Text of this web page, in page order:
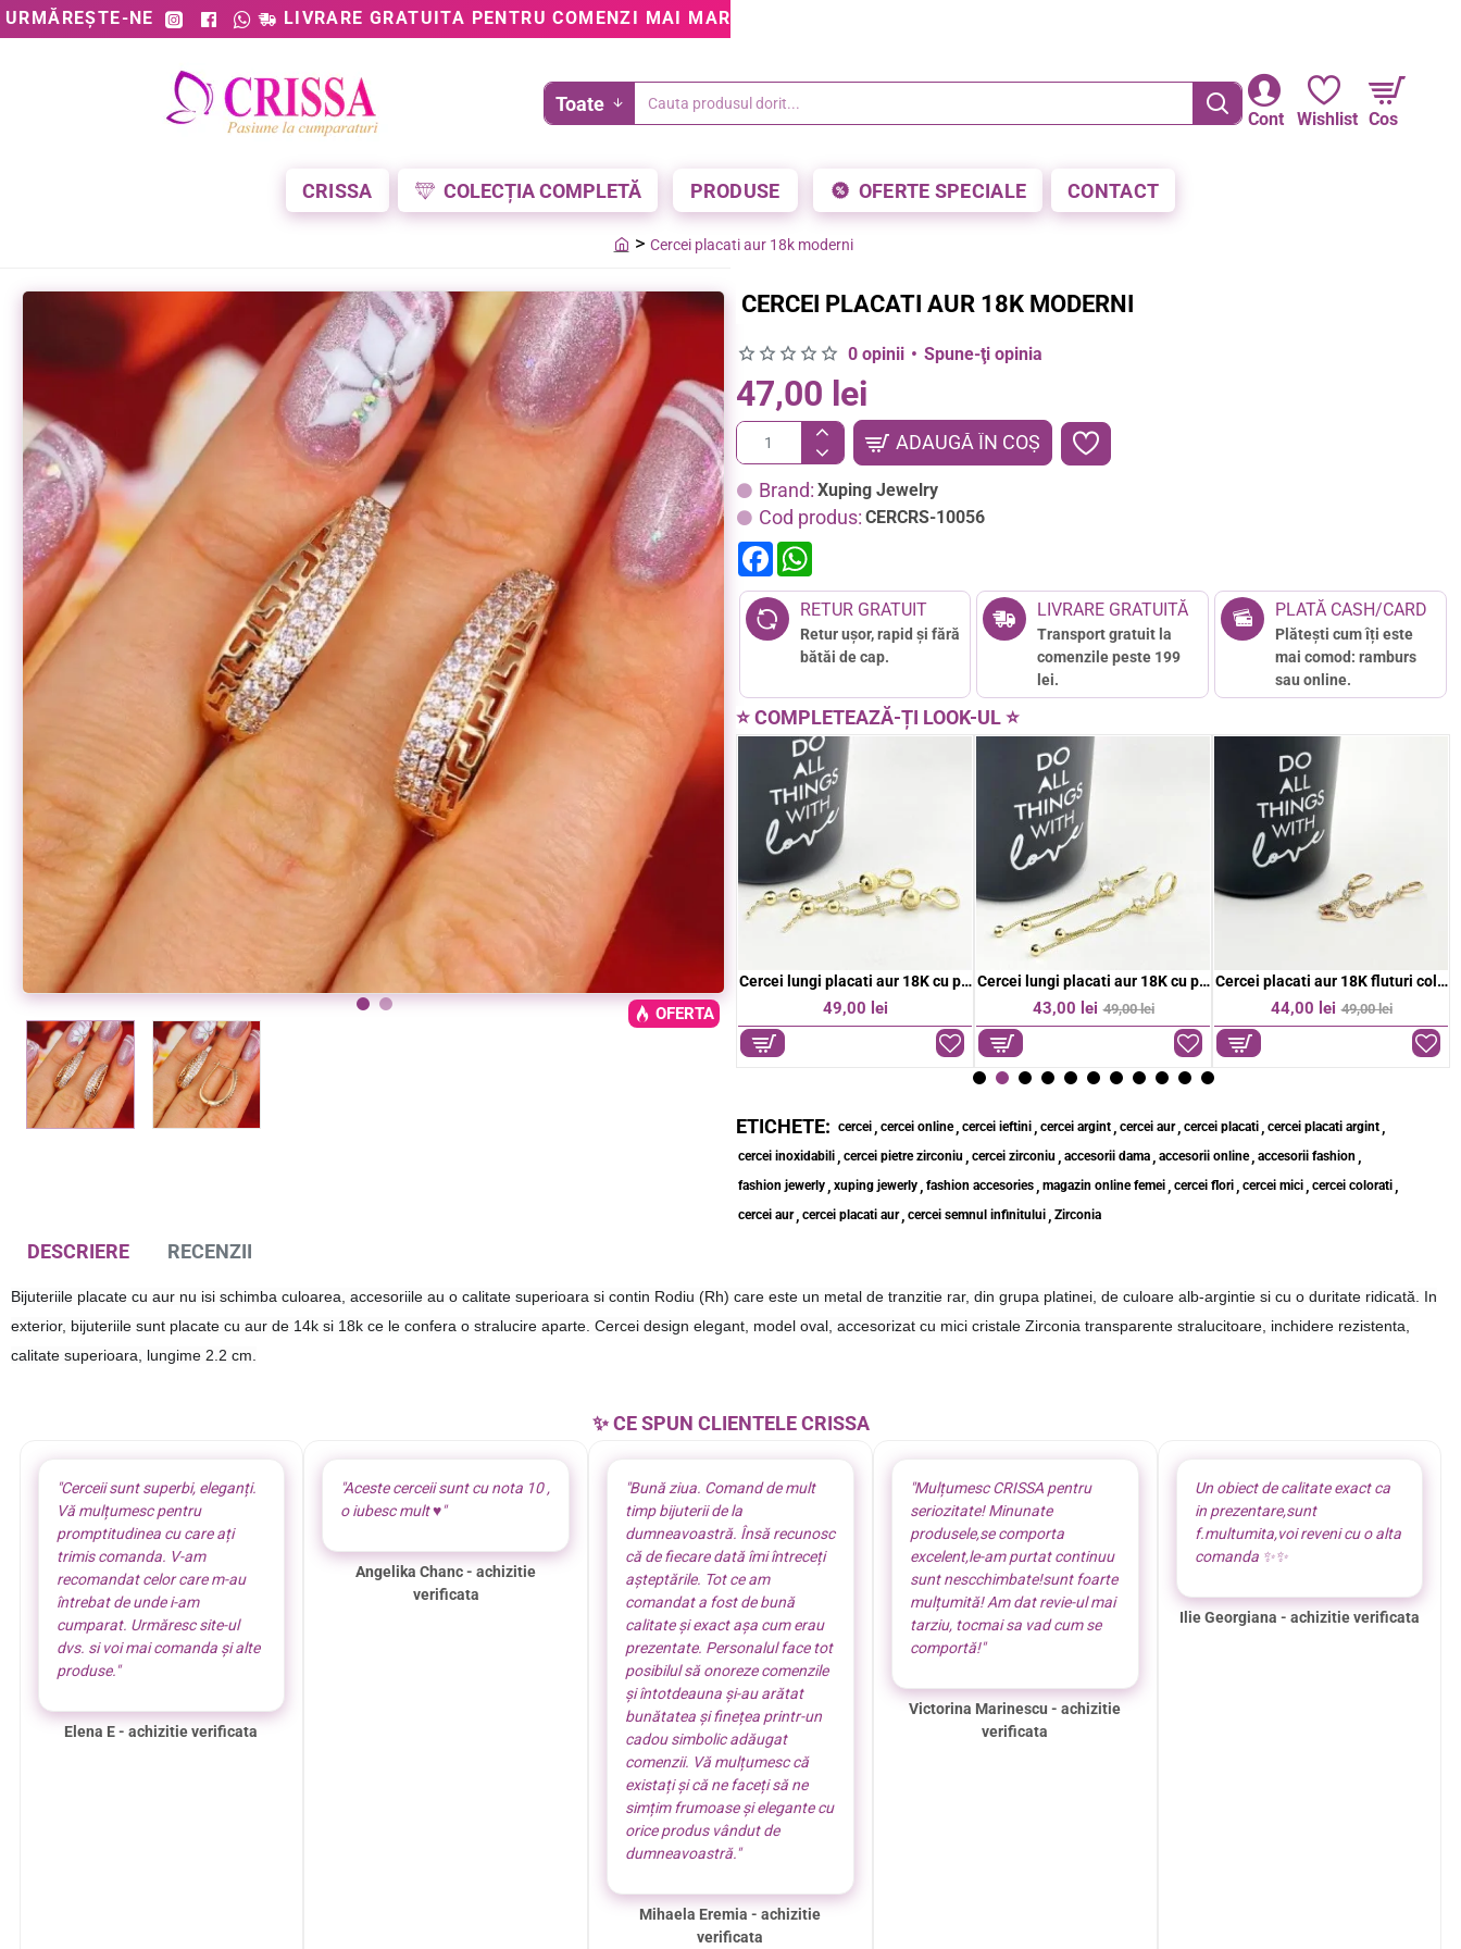
URMĂREȘTE-NE LIVRARE GRATUITA PENTRU COMENZI MAI MARI DE 199 LEI • 5% REDUCERE LA PLATA CU CARDUL
Cont Wishlist Cos
Toate
Cauta
CRISSA COLECȚIA COMPLETĂ PRODUSE OFERTE SPECIALE CONTACT
Cercei placati aur 18k moderni
OFERTA
CERCEI PLACATI AUR 18K MODERNI
Brand: Xuping Jewelry
Cod produs: CERCRS-10056
0 opinii • Spune-ţi opinia
47,00 lei
ADAUGĂ ÎN COŞ
F
a
e
b
o
t
s
A
p
RETUR GRATUIT
Retur ușor, rapid și fără
bătăi de cap.
LIVRARE GRATUITĂ
Transport gratuit la
comenzile peste 199
lei.
PLATĂ CASH/CARD
Plătești cum îți este
mai comod: ramburs
sau online.
⭐ COMPLETEAZĂ-ȚI LOOK-UL ⭐
Cercei lungi placati aur 18k
64,00 lei
-7%
Cercei lungi placati aur 18k
69,00 lei 74,00 lei 47,00 lei
Cercei lungi placati aur 18K cu pandantiv cruce si detalii elegante
49,00 lei
-12%Cercei lungi placati aur 18K cu piatra stralucitoare si lant elegant
43,00 lei 49,00 lei
-10%Cercei placati aur 18K fluturi colorati
44,00 lei 49,00 lei
ETICHETE: cercei , cercei online , cercei ieftini , cercei argint , cercei aur , cercei placati , cercei placati argint ,
cercei inoxidabili , cercei pietre zirconiu , cercei zirconiu , accesorii dama , accesorii online , accesorii fashion ,
fashion jewerly , xuping jewerly , fashion accesories , magazin online femei , cercei flori , cercei mici , cercei colorati ,
cercei aur , cercei placati aur , cercei semnul infinitului , Zirconia
DESCRIERE RECENZII
Bijuteriile placate cu aur nu isi schimba culoarea, accesoriile au o calitate superioara si contin Rodiu (Rh) care este un metal de tranzitie rar, din grupa platinei, de culoare alb-argintie si cu o duritate ridicată. In
exterior, bijuteriile sunt placate cu aur de 14k si 18k ce le confera o stralucire aparte. Cercei design elegant, model oval, accesorizat cu mici cristale Zirconia transparente stralucitoare, inchidere rezistenta,
calitate superioara, lungime 2.2 cm.
✨ CE SPUN CLIENTELE CRISSA
"Cerceii sunt superbi, eleganți.
Vă mulțumesc pentru
promptitudinea cu care ați
trimis comanda. V-am
recomandat celor care m-au
întrebat de unde i-am
cumparat. Urmăresc site-ul
dvs. si voi mai comanda și alte
produse."
Elena E - achizitie verificata
"Aceste cerceii sunt cu nota 10 ,
o iubesc mult ♥️"
Angelika Chanc - achizitie
verificata
"Bună ziua. Comand de mult
timp bijuterii de la
dumneavoastră. Însă recunosc
că de fiecare dată îmi întreceți
așteptările. Tot ce am
comandat a fost de bună
calitate și exact așa cum erau
prezentate. Personalul face tot
posibilul să onoreze comenzile
și întotdeauna și-au arătat
bunătatea și finețea printr-un
cadou simbolic adăugat
comenzii. Vă mulțumesc că
existați și că ne faceți să ne
simțim frumoase și elegante cu
orice produs vândut de
dumneavoastră."
Mihaela Eremia - achizitie
verificata
"Mulțumesc CRISSA pentru
seriozitate! Minunate
produsele,se comporta
excelent,le-am purtat continuu
sunt nescchimbate!sunt foarte
mulțumită! Am dat revie-ul mai
tarziu, tocmai sa vad cum se
comportă!"
Victorina Marinescu - achizitie
verificata
Un obiect de calitate exact ca
in prezentare,sunt
f.multumita,voi reveni cu o alta
comanda ✨️✨️
Ilie Georgiana - achizitie verificata